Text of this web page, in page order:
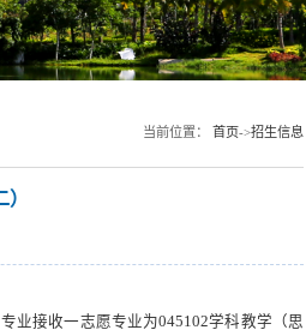
当前位置： 首页->招生信息
业接收一志愿专业为045102学科教学（思